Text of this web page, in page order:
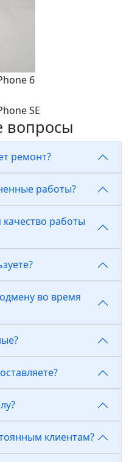
6
SE
вопросы
ремонт?
работы?
работы
во время
клиентам?